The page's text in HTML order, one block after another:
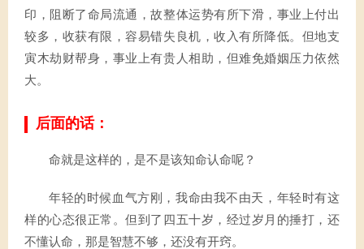
印，阻断了命局流通，故整体运势有所下滑，事业上付出
较多，收获有限，容易错失良机，收入有所降低。但地支
寅木劫财帮身，事业上有贵人相助，但难免婚姻压力依然
大。
后面的话：
命就是这样的，是不是该知命认命呢？
年轻的时候血气方刚，我命由我不由天，年轻时有这
样的心态很正常。但到了四五十岁，经过岁月的捶打，还
不懂认命，那是智慧不够，还没有开窍。